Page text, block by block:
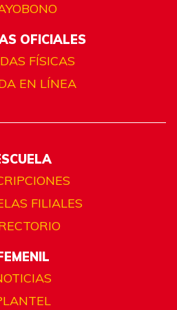
OFICIALES
FÍSICAS
EN LÍNEA
FILIALES